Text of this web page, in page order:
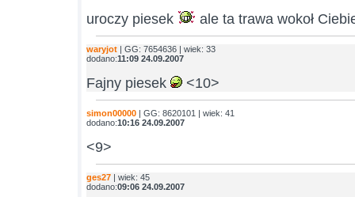
uroczy piesek ale ta trawa wokoł
waryjot | GG: 7654636 | wiek: 33
dodano:11:09 24.09.2007
Fajny piesek <10>
simon00000 | GG: 8620101 | wiek: 41
dodano:10:16 24.09.2007
<9>
ges27 | wiek: 45
dodano:09:06 24.09.2007